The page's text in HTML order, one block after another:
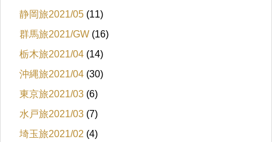
静岡旅2021/05 (11)
群馬旅2021/GW (16)
栃木旅2021/04 (14)
沖縄旅2021/04 (30)
東京旅2021/03 (6)
水戸旅2021/03 (7)
埼玉旅2021/02 (4)